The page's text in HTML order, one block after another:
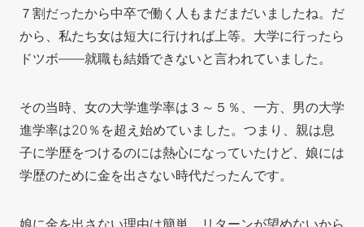
７割だったから中卒で働く人もまだまだいましたね。だ
から、私たち女は短大に行ければ上等。大学に行ったら
ドツボ――就職も結婚できないと言われていました。
その当時、女の大学進学率は３～５％、一方、男の大学
進学率は20％を超え始めていました。つまり、親は息
子に学歴をつけるのには熱心になっていたけど、娘には
学歴のために金を出さない時代だったんです。
娘に金を出さない理由は簡単。リターンが望めないから